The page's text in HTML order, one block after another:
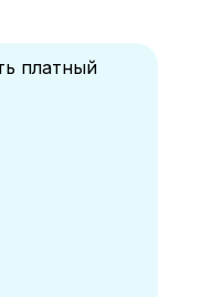
платный